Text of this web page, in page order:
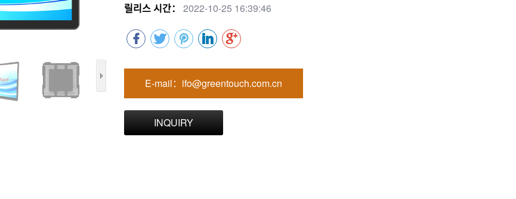
릴리스 시간：
2022-10-25 16:39:46
E-mail：ifo@greentouch.com.cn
INQUIRY